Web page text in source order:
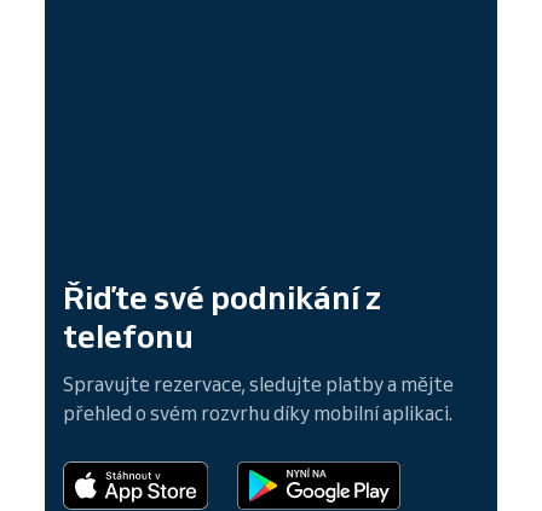
Řiďte své podnikání z
telefonu
Spravujte rezervace, sledujte platby a mějte
přehled o svém rozvrhu díky mobilní aplikaci.